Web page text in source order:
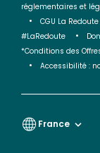
réglementaires et
CGU La Redoute
#LaRedoute
*Conditions des
Accessibilité :
France